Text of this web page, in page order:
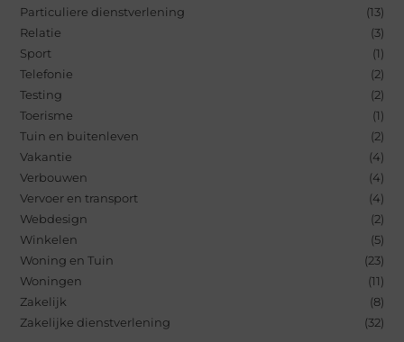
Particuliere dienstverlening
(13)
Relatie
(3)
Sport
(1)
Telefonie
(2)
Testing
(2)
Toerisme
(1)
Tuin en buitenleven
(2)
Vakantie
(4)
Verbouwen
(4)
Vervoer en transport
(4)
Webdesign
(2)
Winkelen
(5)
Woning en Tuin
(23)
Woningen
(11)
Zakelijk
(8)
Zakelijke dienstverlening
(32)